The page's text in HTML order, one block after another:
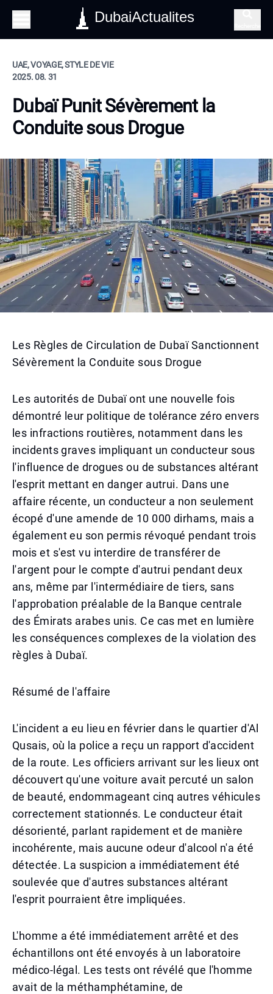
DubaiActualites
UAE, VOYAGE, STYLE DE VIE
2025. 08. 31
Dubaï Punit Sévèrement la
Conduite sous Drogue
Les Règles de Circulation de Dubaï Sanctionnent
Sévèrement la Conduite sous Drogue
Les autorités de Dubaï ont une nouvelle fois
démontré leur politique de tolérance zéro envers
les infractions routières, notamment dans les
incidents graves impliquant un conducteur sous
l'influence de drogues ou de substances altérant
l'esprit mettant en danger autrui. Dans une
affaire récente, un conducteur a non seulement
écopé d'une amende de 10 000 dirhams, mais a
également eu son permis révoqué pendant trois
mois et s'est vu interdire de transférer de
l'argent pour le compte d'autrui pendant deux
ans, même par l'intermédiaire de tiers, sans
l'approbation préalable de la Banque centrale
des Émirats arabes unis. Ce cas met en lumière
les conséquences complexes de la violation des
règles à Dubaï.
Résumé de l'affaire
L'incident a eu lieu en février dans le quartier d'Al
Qusais, où la police a reçu un rapport d'accident
de la route. Les officiers arrivant sur les lieux ont
découvert qu'une voiture avait percuté un salon
de beauté, endommageant cinq autres véhicules
correctement stationnés. Le conducteur était
désorienté, parlant rapidement et de manière
incohérente, mais aucune odeur d'alcool n'a été
détectée. La suspicion a immédiatement été
soulevée que d'autres substances altérant
l'esprit pourraient être impliquées.
L'homme a été immédiatement arrêté et des
échantillons ont été envoyés à un laboratoire
médico-légal. Les tests ont révélé que l'homme
avait de la méthamphétamine, de